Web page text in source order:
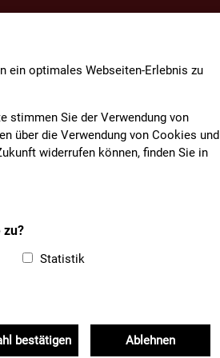
| Aus: Florian
Mitarbeiterin im Bereich
ein optimales Webseiten-Erlebnis zu
stimmen Sie der Verwendung von
über die Verwendung von Cookies und
widerrufen können, finden Sie in
zu?
Statistik
bestätigen Ablehnen